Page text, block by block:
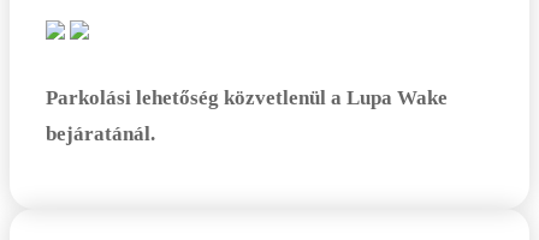
Parkolási lehetőség közvetlenül a Lupa Wake
bejáratánál.